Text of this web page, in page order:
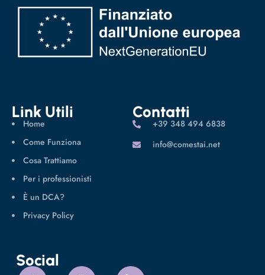
Link Utili
Home
Come Funziona
Cosa Trattiamo
Per i professionisti
È un DCA?
Privacy Policy
Contatti
‪+39 348 494 6838
info@comestai.net
Social